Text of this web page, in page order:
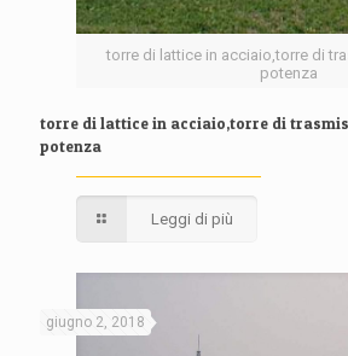
torre di lattice in acciaio,torre di
potenza
torre di lattice in acciaio,torre di
potenza
Leggi di più
giugno 2, 2018